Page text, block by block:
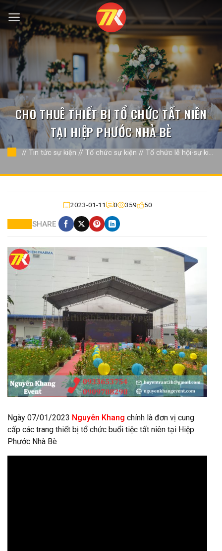
qua
nội
dung
CHO THUÊ THIẾT BỊ TỔ CHỨC TẤT NIÊN
TẠI HIỆP PHƯỚC NHÀ BÈ
// Tin tức sự kiện // Tổ chức sự kiện // Tổ chức lễ hội-sự kiện
2023-01-11 0 359 50
SHARE
Ngày 07/01/2023 Nguyên Khang chính là đơn vị cung
cấp các trang thiết bị tổ chức buổi tiệc tất niên tại Hiệp
Phước Nhà Bè